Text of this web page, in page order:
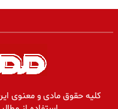
کلیه حقوق مادی و معنوی